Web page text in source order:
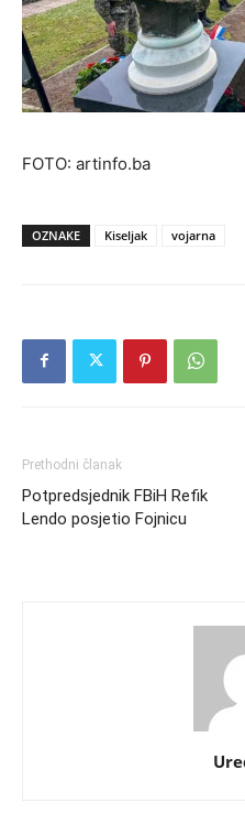
FOTO: artinfo.ba
OZNAKE Kiseljak vojarna
Prethodni članak
Potpredsjednik FBiH Refik
Lendo posjetio Fojnicu